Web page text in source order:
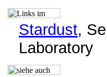
Stardust,
Laboratory